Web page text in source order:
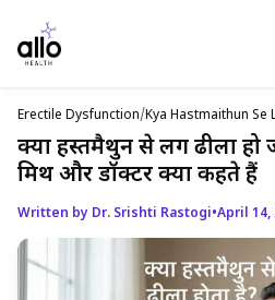
Erectile Dysfunction/Kya Hastmaithun Se
क्या हस्तमैथुन से लिंग ढीला हो
मिथ और डॉक्टर क्या कहते हैं
Written by Dr. Srishti Rastogi•April 14,